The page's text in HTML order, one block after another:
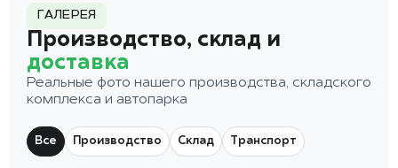
ГАЛЕРЕЯ
Производство, склад и
доставка
Реальные фото нашего производства, складского
комплекса и автопарка
Все Производство Склад Транспорт